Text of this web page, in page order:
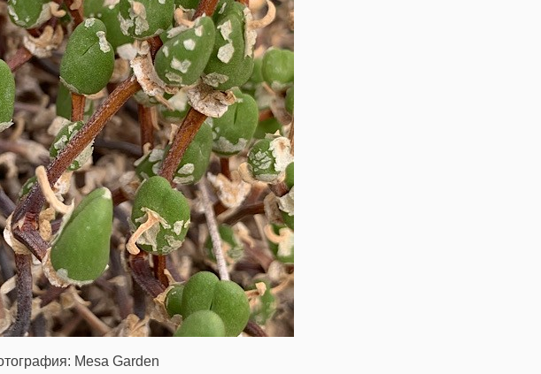
Mesa Garden